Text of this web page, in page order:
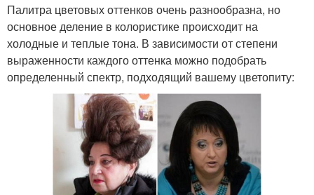
Палитра цветовых оттенков очень разнообразна, но
основное деление в колористике происходит на
холодные и теплые тона. В зависимости от степени
выраженности каждого оттенка можно подобрать
определенный спектр, подходящий вашему цветопиту: